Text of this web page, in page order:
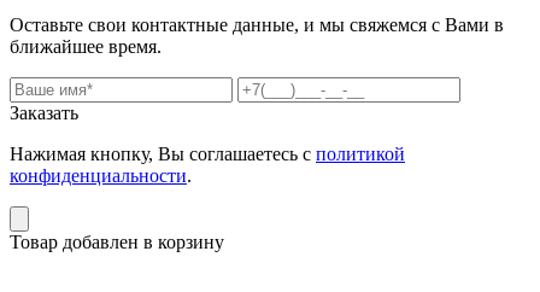
Оставьте свои контактные данные, и мы свяжемся с Вами в
ближайшее время.
Заказать
Нажимая кнопку, Вы соглашаетесь с политикой
конфиденциальности.
Товар добавлен в корзину